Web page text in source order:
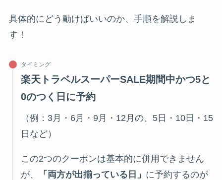
具体的にどう動けばいいのか、手順を解説しま
す！
タイミング
楽天トラベルスーパーSALE期間中かつ5と
0のつく日に予約
（例：3月・6月・9月・12月の、5日・10日・15
日など）
この2つのクーポンは基本的に併用できません
が、
「両方が出揃っている日」 に予約するのが